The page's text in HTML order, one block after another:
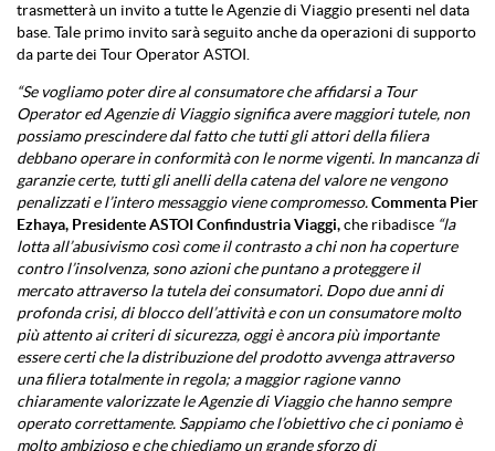
trasmetterà un invito a tutte le Agenzie di Viaggio presenti nel data
base. Tale primo invito sarà seguito anche da operazioni di supporto
da parte dei Tour Operator ASTOI.
“Se vogliamo poter dire al consumatore che affidarsi a Tour
Operator ed Agenzie di Viaggio significa avere maggiori tutele, non
possiamo prescindere dal fatto che tutti gli attori della filiera
debbano operare in conformità con le norme vigenti. In mancanza di
garanzie certe, tutti gli anelli della catena del valore ne vengono
penalizzati e l’intero messaggio viene compromesso.Commenta Pier
Ezhaya, Presidente ASTOI Confindustria Viaggi,che ribadisce “la
lotta all’abusivismo così come il contrasto a chi non ha coperture
contro l’insolvenza, sono azioni che puntano a proteggere il
mercato attraverso la tutela dei consumatori. Dopo due anni di
profonda crisi, di blocco dell’attività e con un consumatore molto
più attento ai criteri di sicurezza, oggi è ancora più importante
essere certi che la distribuzione del prodotto avvenga attraverso
una filiera totalmente in regola; a maggior ragione vanno
chiaramente valorizzate le Agenzie di Viaggio che hanno sempre
operato correttamente. Sappiamo che l’obiettivo che ci poniamo è
molto ambizioso e che chiediamo un grande sforzo di